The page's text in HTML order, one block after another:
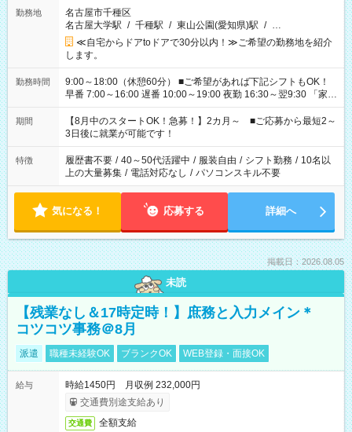
勤務地
名古屋市千種区
名古屋大学駅 / 千種駅 / 東山公園(愛知県)駅 / …
≪自宅からドアtoドアで30分以内！≫ご希望の勤務地を紹介
します。
勤務時間
9:00～18:00（休憩60分） ■ご希望があれば下記シフトもOK！
早番 7:00～16:00 遅番 10:00～19:00 夜勤 16:30～翌9:30 「家族
と休みを合わせたい」 「余裕を持って夕飯の準備がしたい」
「できれば残業はしたくない」 など、ご希望を教えてください
ね。 ※Wワーク希望の方へ 今ご覧のお仕事で希望する勤務時間
と、もう1つのお仕事の勤務時間。 合計で週40時間を超える場
合は応募できません。
期間
【8月中のスタートOK！急募！】2カ月～ ■ご応募から最短2～
3日後に就業が可能です！
特徴 履歴書不要 / 40～50代活躍中 / 服装自由 / シフト勤務 / 10名以
上の大量募集 / 電話対応なし / パソコンスキル不要
気になる！ 応募する 詳細へ
掲載日：2026.08.05
未読
【残業なし＆17時定時！】庶務と入力メイン＊
コツコツ事務＠8月
派遣 職種未経験OK ブランクOK WEB登録・面接OK
給与
時給1450円 月収例 232,000円
交通費別途支給あり
交通費 全額支給